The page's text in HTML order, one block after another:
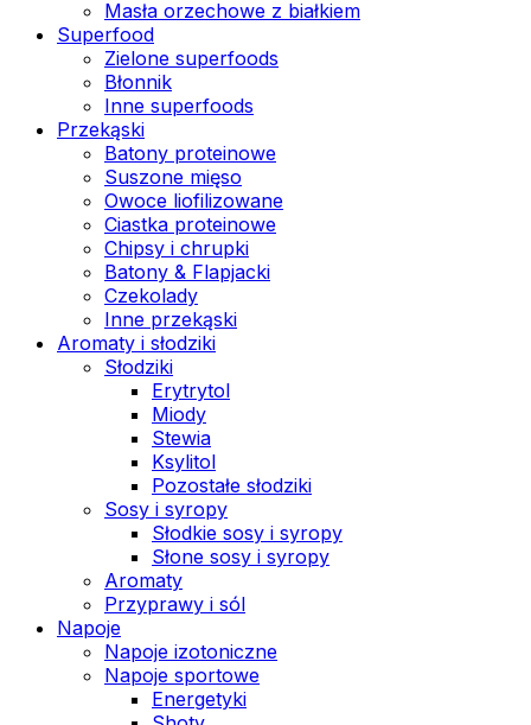
Masła orzechowe z białkiem
Superfood
Zielone superfoods
Błonnik
Inne superfoods
Przekąski
Batony proteinowe
Suszone mięso
Owoce liofilizowane
Ciastka proteinowe
Chipsy i chrupki
Batony & Flapjacki
Czekolady
Inne przekąski
Aromaty i słodziki
Słodziki
Erytrytol
Miody
Stewia
Ksylitol
Pozostałe słodziki
Sosy i syropy
Słodkie sosy i syropy
Słone sosy i syropy
Aromaty
Przyprawy i sól
Napoje
Napoje izotoniczne
Napoje sportowe
Energetyki